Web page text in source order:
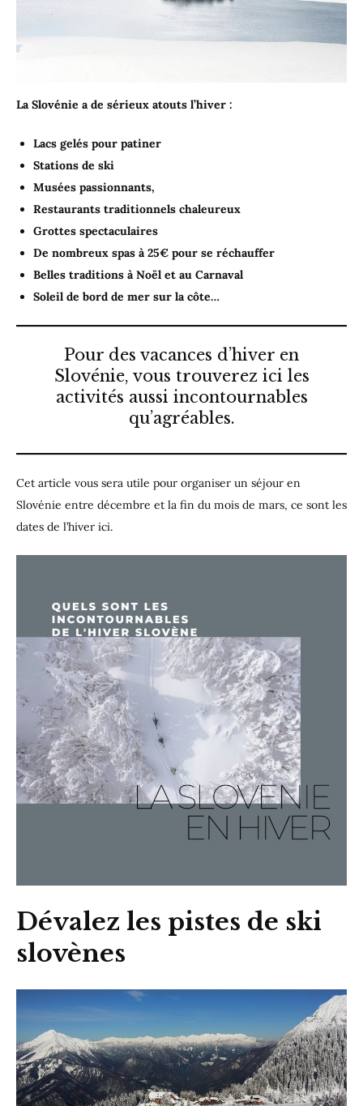
La Slovénie a de sérieux atouts l’hiver :
Lacs gelés pour patiner
Stations de ski
Musées passionnants,
Restaurants traditionnels chaleureux
Grottes spectaculaires
De nombreux spas à 25€ pour se réchauffer
Belles traditions à Noël et au Carnaval
Soleil de bord de mer sur la côte…
Pour des vacances d’hiver en
Slovénie, vous trouverez ici les
activités aussi incontournables
qu’agréables.
Cet article vous sera utile pour organiser un séjour en
Slovénie entre décembre et la fin du mois de mars, ce sont les
dates de l’hiver ici.
Dévalez les pistes de ski
slovènes